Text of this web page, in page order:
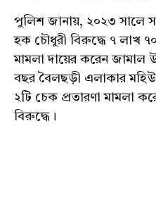
পুলিশ জানায়, ২০২৩ সালে
হক চৌধুরী বিরুদ্ধে ৭ লাখ
মামলা দায়ের করেন জামাল
বছর বৈলছড়ী এলাকার
২টি চেক প্রতারণা মামলা
বিরুদ্ধে।